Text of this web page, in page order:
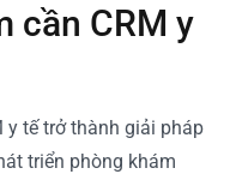
cần CRM y
y tế trở thành giải pháp
triển phòng khám